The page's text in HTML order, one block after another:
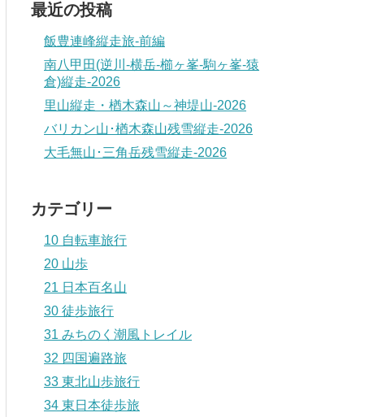
最近の投稿
飯豊連峰縦走旅-前編
南八甲田(逆川-横岳-櫛ヶ峯-駒ヶ峯-猿
倉)縦走-2026
里山縦走・楢木森山～神堤山-2026
バリカン山･楢木森山残雪縦走-2026
大毛無山･三角岳残雪縦走-2026
カテゴリー
10 自転車旅行
20 山歩
21 日本百名山
30 徒歩旅行
31 みちのく潮風トレイル
32 四国遍路旅
33 東北山歩旅行
34 東日本徒歩旅